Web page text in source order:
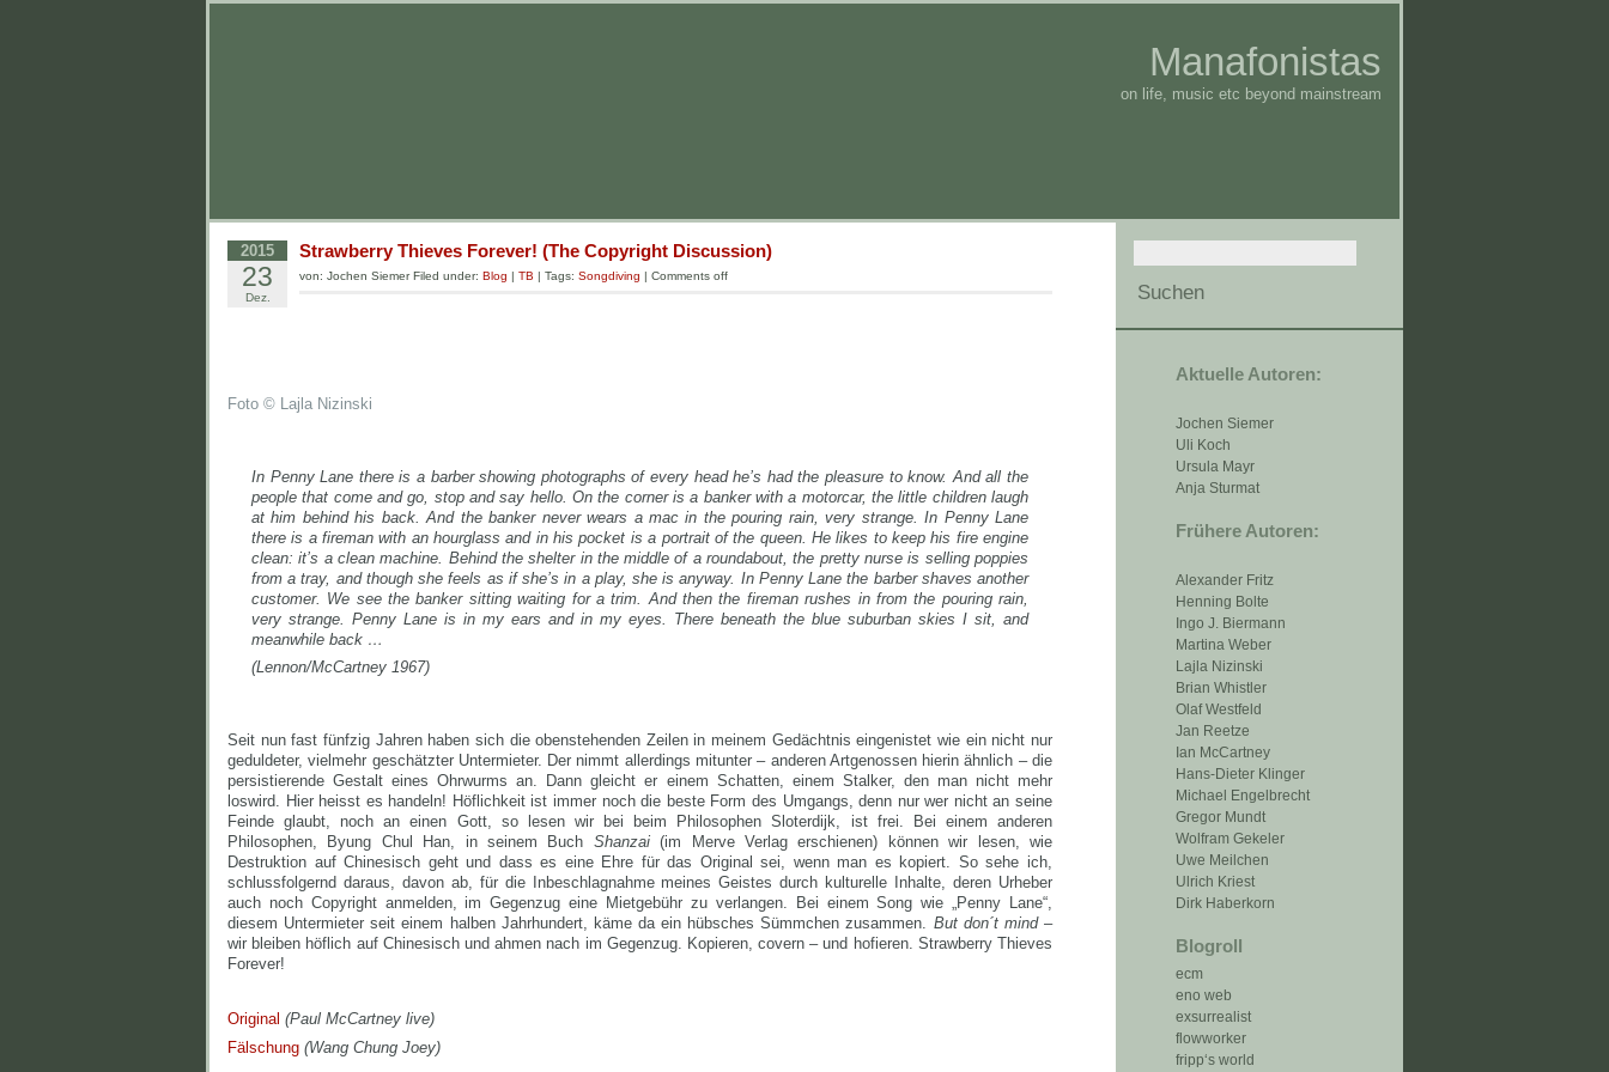
Manafonistas
on life, music etc beyond mainstream
Aktuelle Autoren:
Jochen Siemer
Uli Koch
Ursula Mayr
Anja Sturmat
Frühere Autoren:
Alexander Fritz
Henning Bolte
Ingo J. Biermann
Martina Weber
Lajla Nizinski
Brian Whistler
Olaf Westfeld
Jan Reetze
Ian McCartney
Hans-Dieter Klinger
Michael Engelbrecht
Gregor Mundt
Wolfram Gekeler
Uwe Meilchen
Ulrich Kriest
Dirk Haberkorn
Blogroll
ecm
eno web
exsurrealist
flowworker
fripp‘s world
2015
23
Dez.
Strawberry Thieves Forever! (The Copyright Discussion)
von: Jochen Siemer Filed under: Blog | TB | Tags: Songdiving | Comments off
Foto © Lajla Nizinski
In Penny Lane there is a barber showing photographs of every head he’s had the pleasure to know. And all the
people that come and go, stop and say hello. On the corner is a banker with a motorcar, the little children laugh
at him behind his back. And the banker never wears a mac in the pouring rain, very strange. In Penny Lane
there is a fireman with an hourglass and in his pocket is a portrait of the queen. He likes to keep his fire engine
clean: it’s a clean machine. Behind the shelter in the middle of a roundabout, the pretty nurse is selling poppies
from a tray, and though she feels as if she’s in a play, she is anyway. In Penny Lane the barber shaves another
customer. We see the banker sitting waiting for a trim. And then the fireman rushes in from the pouring rain,
very strange. Penny Lane is in my ears and in my eyes. There beneath the blue suburban skies I sit, and
meanwhile back …
(Lennon/McCartney 1967)
Seit nun fast fünfzig Jahren haben sich die obenstehenden Zeilen in meinem Gedächtnis eingenistet wie ein nicht nur
geduldeter, vielmehr geschätzter Untermieter. Der nimmt allerdings mitunter – anderen Artgenossen hierin ähnlich – die
persistierende Gestalt eines Ohrwurms an. Dann gleicht er einem Schatten, einem Stalker, den man nicht mehr
loswird. Hier heisst es handeln! Höflichkeit ist immer noch die beste Form des Umgangs, denn nur wer nicht an seine
Feinde glaubt, noch an einen Gott, so lesen wir bei beim Philosophen Sloterdijk, ist frei. Bei einem anderen
Philosophen, Byung Chul Han, in seinem Buch Shanzai(im Merve Verlag erschienen) können wir lesen, wie
Destruktion auf Chinesisch geht und dass es eine Ehre für das Original sei, wenn man es kopiert. So sehe ich,
schlussfolgernd daraus, davon ab, für die Inbeschlagnahme meines Geistes durch kulturelle Inhalte, deren Urheber
auch noch Copyright anmelden, im Gegenzug eine Mietgebühr zu verlangen. Bei einem Song wie „Penny Lane“,
diesem Untermieter seit einem halben Jahrhundert, käme da ein hübsches Sümmchen zusammen. But don´t mind–
wir bleiben höflich auf Chinesisch und ahmen nach im Gegenzug. Kopieren, covern – und hofieren. Strawberry Thieves
Forever!
Original (Paul McCartney live)
Fälschung (Wang Chung Joey)